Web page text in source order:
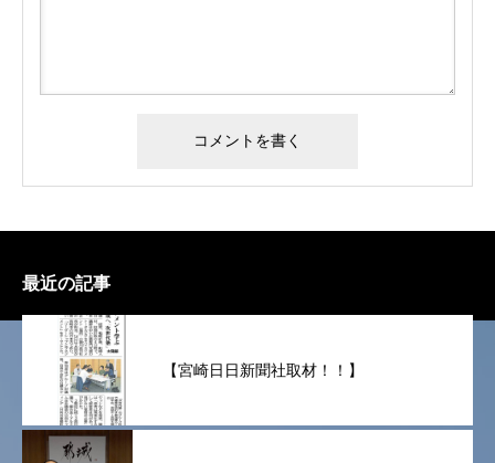
最近の記事
【宮崎日日新聞社取材！！】